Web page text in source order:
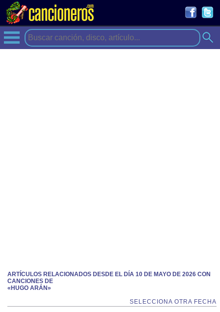
ARTÍCULOS RELACIONADOS DESDE EL DÍA 10 DE MAYO DE 2026 CON
CANCIONES DE
«HUGO ARÁN»
SELECCIONA OTRA FECHA